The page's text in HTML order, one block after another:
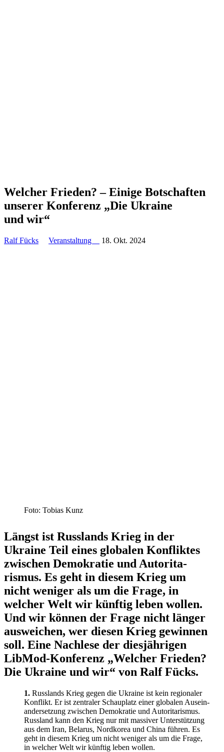
Welcher Frieden? – Einige Botschaften
unserer Konferenz „Die Ukraine
und wir“
Ralf Fücks Veranstaltung 18. Okt. 2024
Foto: Tobias Kunz
Längst ist Russlands Krieg in der
Ukraine Teil eines globalen Konfliktes
zwischen Demokratie und Autori­ta­
rismus. Es geht in diesem Krieg um
nicht weniger als um die Frage, in
welcher Welt wir künftig leben wollen.
Und wir können der Frage nicht länger
ausweichen, wer diesen Krieg gewinnen
soll. Eine Nach­lese der dies­jäh­ri­gen
LibMod-Kon­fe­renz „Welcher Frieden?
Die Ukraine und wir“ von Ralf Fücks.
1. Russlands Krieg gegen die Ukraine ist kein regio­naler
Konflikt. Er ist zentraler Schau­platz einer globalen Ausein­
an­der­setzung zwischen Demokratie und Autori­ta­rismus.
Russland kann den Krieg nur mit massiver Unter­stützung
aus dem Iran, Belarus, Nordkorea und China führen. Es
geht in diesem Krieg um nicht weniger als um die Frage,
in welcher Welt wir künftig leben wollen.